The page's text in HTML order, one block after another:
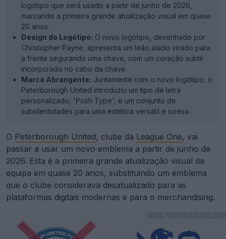
logótipo que será usado a partir de junho de 2026,
marcando a primeira grande atualização visual em quase
20 anos.
Design do Logótipo: O novo logótipo, desenhado por
Christopher Payne, apresenta um leão alado virado para
a frente segurando uma chave, com um coração subtil
incorporado no cabo da chave.
Marca Abrangente: Juntamente com o novo logótipo, o
Peterborough United introduziu um tipo de letra
personalizado, 'Posh Type', e um conjunto de
subidentidades para uma estética versátil e coesa.
O Peterborough United, clube da League One, vai
passar a usar um novo emblema a partir de junho de
2026. Esta é a primeira grande atualização visual da
equipa em quase 20 anos, substituindo um emblema
que o clube considerava desatualizado para as
plataformas digitais modernas e para o merchandising.